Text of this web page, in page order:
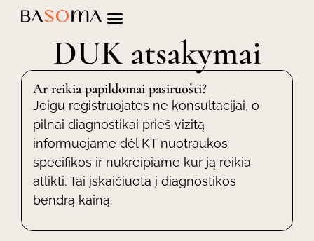
DUK atsakymai
Ar reikia papildomai pasiruošti?
Jeigu registruojatės ne konsultacijai, o
pilnai diagnostikai prieš vizitą
informuojame dėl KT nuotraukos
specifikos ir nukreipiame kur ją reikia
atlikti. Tai įskaičiuota į diagnostikos
bendrą kainą.